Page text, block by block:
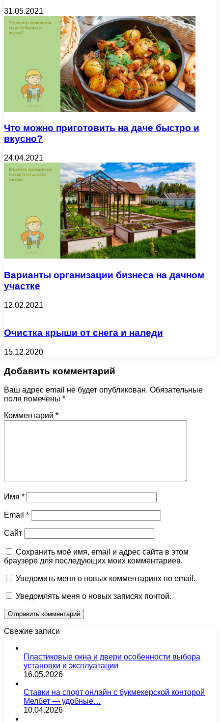
31.05.2021
Что можно приготовить на даче быстро и
вкусно?
24.04.2021
Варианты организации бизнеса на дачном
участке
12.02.2021
Очистка крыши от снега и наледи
15.12.2020
Добавить комментарий
Ваш адрес email не будет опубликован. Обязательные
поля помечены *
Комментарий *
Имя *
Email *
Сайт
Сохранить моё имя, email и адрес сайта в этом
браузере для последующих моих комментариев.
Уведомить меня о новых комментариях по email.
Уведомлять меня о новых записях почтой.
Свежие записи
Пластиковые окна и двери особенности выбора
установки и эксплуатации
16.05.2026
Ставки на спорт онлайн с букмекерской конторой
Мелбет — удобные…
10.04.2026